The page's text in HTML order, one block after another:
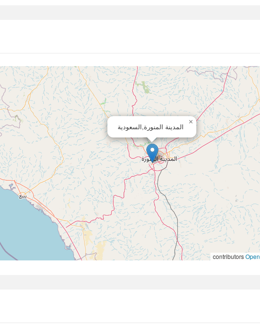
المدينة المنورة,السعودية
×